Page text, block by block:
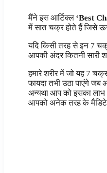
मैंने इस आर्टिक्ल ‘Best
में सात चक्र होते हैं जिसे
यदि किसी तरह से इन 7
आपकी अंदर कितनी सारी
हमारे शरीर में जो यह 7
फायदा तभी उठा पाएंगे
अन्यथा आप को इसका लाभ
आपको अनेक तरह के